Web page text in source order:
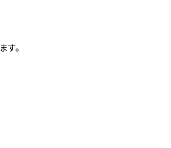
す。